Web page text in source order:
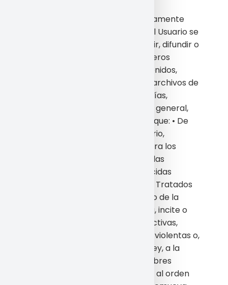
En particular, y a título meramente
indicativo y no exhaustivo, el Usuario se
compromete a no transmitir, difundir o
poner a disposición de terceros
informaciones, datos, contenidos,
mensajes, gráficos, dibujos, archivos de
sonido y/o imagen, fotografías,
grabaciones, software y, en general,
cualquier clase de material que: • De
cualquier forma sea contrario,
menosprecie o atente contra los
derechos fundamentales y las
libertades públicas reconocidas
constitucionalmente, en los Tratados
Internacionales y en el resto de la
legislación vigente.• Induzca, incite o
promueva actuaciones delictivas,
denigratorias, difamatorias, violentas o,
en general, contrarias a la ley, a la
moral, a las buenas costumbres
generalmente aceptadas o al orden